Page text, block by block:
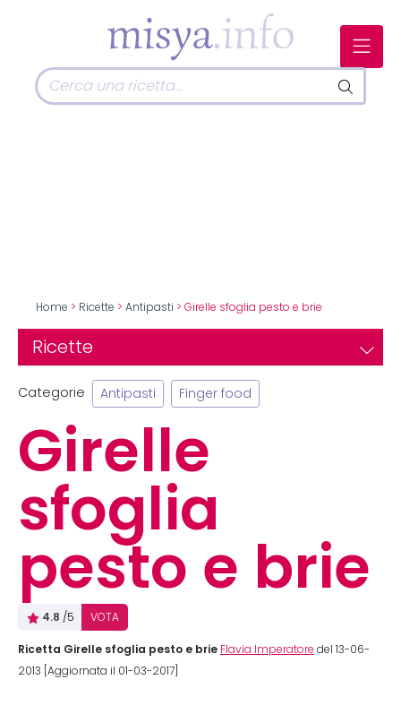
Home > Ricette > Antipasti > Girelle sfoglia pesto e brie
Ricette
Categorie Antipasti Finger food
Girelle
sfoglia
pesto e brie
4.8 /5 VOTA
Ricetta Girelle sfoglia pesto e brie Flavia Imperatore del 13-06-
2013 [Aggiornata il 01-03-2017]